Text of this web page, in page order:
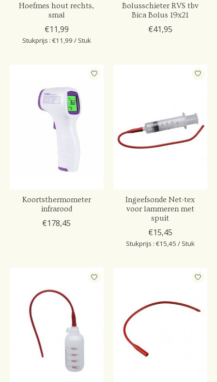
Hoefmes hout rechts,
smal
€11,99
Stukprijs : €11,99 / Stuk
Bolusschieter RVS tbv
Bica Bolus 19x21
€41,95
Koortsthermometer
infrarood
€178,45
Ingeefsonde Net-tex
voor lammeren met
spuit
€15,45
Stukprijs : €15,45 / Stuk